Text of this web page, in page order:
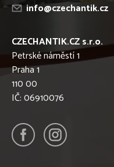
info@czechantik.cz
CZECHANTIK.CZ s.r.o.
Petrské náměstí 1
Praha 1
110 00
IČ: 06910076